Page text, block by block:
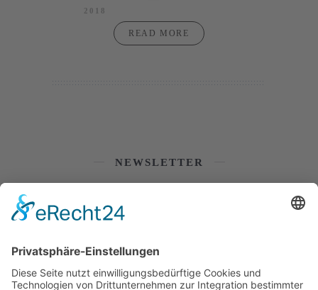
2018
READ MORE
NEWSLETTER